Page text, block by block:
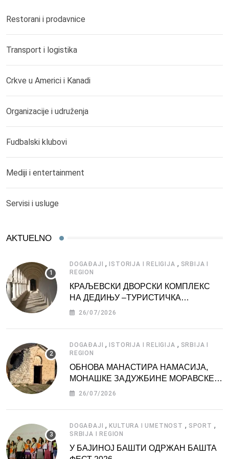
Restorani i prodavnice
Transport i logistika
Crkve u Americi i Kanadi
Organizacije i udruženja
Fudbalski klubovi
Mediji i entertainment
Servisi i usluge
AKTUELNO
DOGAĐAJI ,ISTORIJA I RELIGIJA , SRBIJA I
REGION
КРАЉЕВСКИ ДВОРСКИ КОМПЛЕКС
НА ДЕДИЊУ –ТУРИСТИЧКА
АТРАКЦИЈА
26/07/2026
DOGAĐAJI ,ISTORIJA I RELIGIJA , SRBIJA I
REGION
ОБНОВА МАНАСТИРА НАМАСИЈА,
МОНАШКЕ ЗАДУЖБИНЕ МОРАВСКЕ
СРБИЈЕ
26/07/2026
DOGAĐAJI ,KULTURA I UMETNOST , SPORT ,
SRBIJA I REGION
У БАЈИНОЈ БАШТИ ОДРЖАН БАШТА